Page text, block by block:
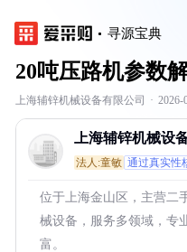
寻源宝典
20吨压路机参数
上海辅锌机械设备有限公司 · 2026-
上海辅锌机械设
法人:童敏 通过真实性
位于上海金山区，主营二
械设备，服务多领域，专
富。